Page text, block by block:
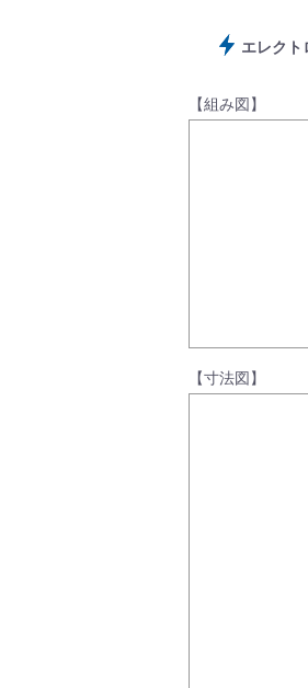
よくあるご質問
製品動画一覧
エレクト
【組み図】
【寸法図】